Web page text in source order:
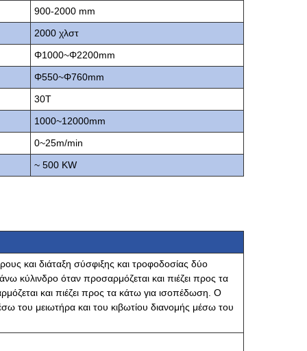
900-2000 mm
2000 χλστ
Φ1000~Φ2200mm
Φ550~Φ760mm
30Τ
1000~12000mm
0~25m/min
~ 500 KW
και διάταξη σύσφιξης και τροφοδοσίας δύο
κύλινδρο όταν προσαρμόζεται και πιέζει προς τα
και πιέζει προς τα κάτω για ισοπέδωση. Ο
του μειωτήρα και του κιβωτίου διανομής μέσω του